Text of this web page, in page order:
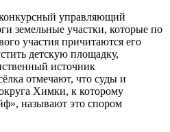
управляющий
земельные участки, которые по
участия причитаются его
детскую площадку,
источник
отмечают, что суды и
Химки, к которому
называют это спором